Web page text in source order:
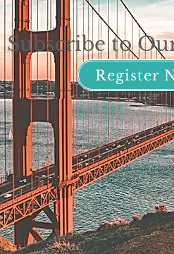
Subscribe to
Register